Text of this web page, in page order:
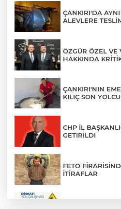
ÇANKIRI'DA
ALEVLERE
ÖZGÜR ÖZEL VE
HAKKINDA
ÇANKIRI'NIN
KILIÇ SON
CHP İL
GETİRİLDİ
FETÖ
İTİRAFLAR